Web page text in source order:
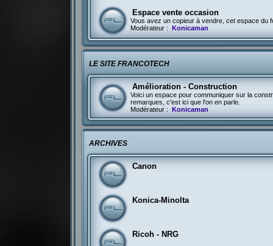
Espace vente occasion
Vous avez un copieur à vendre, cet espace du
Modérateur :
Konicaman
LE SITE FRANCOTECH
Amélioration - Construction
Voici un espace pour communiquer sur la
remarques, c'est ici que l'on en parle.
Modérateur :
Konicaman
ARCHIVES
Canon
Konica-Minolta
Ricoh - NRG